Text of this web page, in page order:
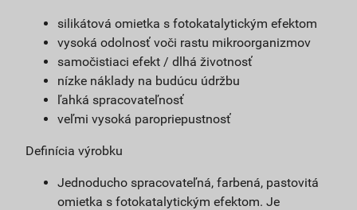
silikátová omietka s fotokatalytickým efektom
vysoká odolnosť voči rastu mikroorganizmov
samočistiaci efekt / dlhá životnosť
nízke náklady na budúcu údržbu
ľahká spracovateľnosť
veľmi vysoká paropriepustnosť
Definícia výrobku
Jednoducho spracovateľná, farbená, pastovitá
omietka s fotokatalytickým efektom. Je